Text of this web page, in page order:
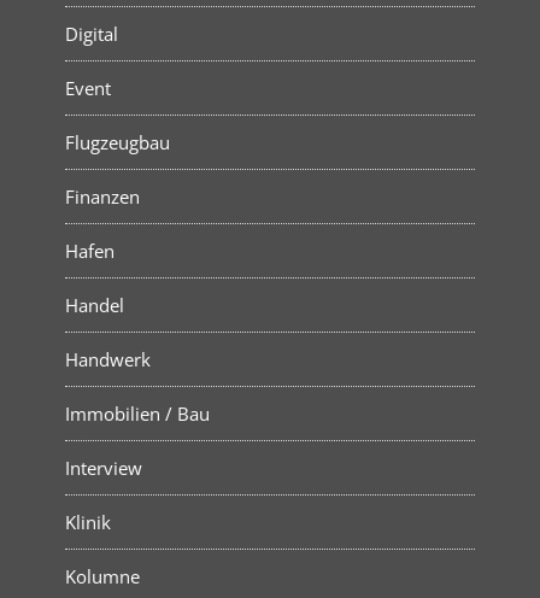
Digital
Event
Flugzeugbau
Finanzen
Hafen
Handel
Handwerk
Immobilien / Bau
Interview
Klinik
Kolumne